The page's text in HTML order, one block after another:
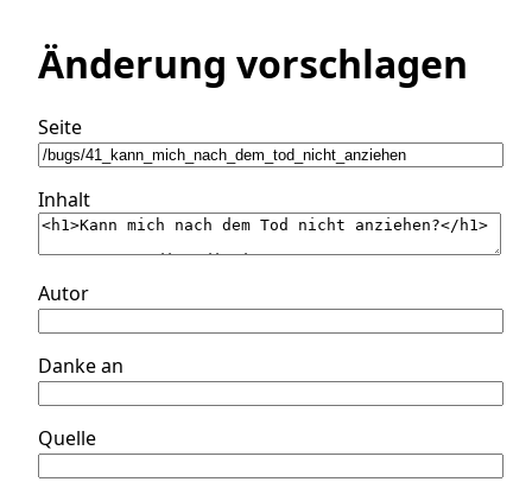
Änderung vorschlagen
Seite
Inhalt
Autor
Danke an
Quelle